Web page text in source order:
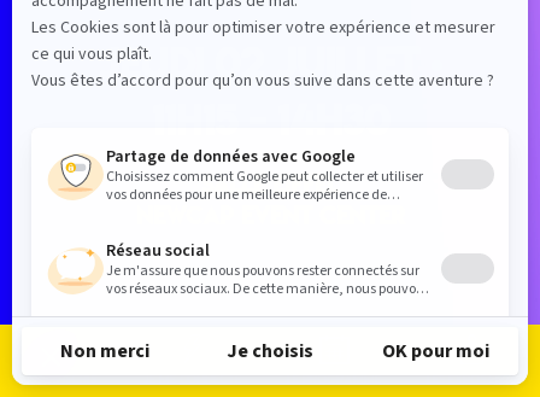
JEUDI 02 JUILLET •
SALLE EIFFEL
Les Trophées d’All
Je m'inscris Je me connecte Le programme Les exposants